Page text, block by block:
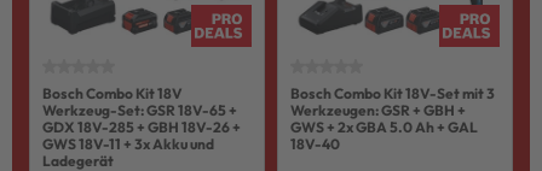
Bosch Combo Kit 18V
Werkzeug-Set: GSR 18V-65 +
GDX 18V-285 + GBH 18V-26 +
GWS 18V-11 + 3x Akku und
Ladegerät
Bosch Combo Kit 18V-Set mit 3
Werkzeugen: GSR + GBH +
GWS + 2x GBA 5.0 Ah + GAL
18V-40